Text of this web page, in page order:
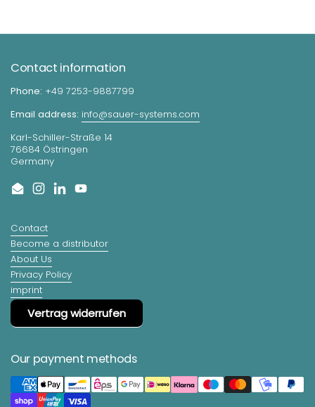
Contact information
Phone: +49 7253-9887799
Email address: info@sauer-systems.com
Karl-Schiller-Straße 14
76684 Östringen
Germany
EmailInstagram
LinkedInYouTube
Contact
Become a distributor
About Us
Privacy Policy
imprint
Vertrag widerrufen
Our payment methods